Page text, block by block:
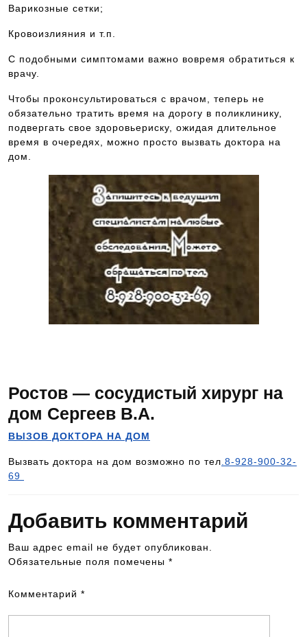
Варикозные сетки;
Кровоизлияния и т.п.
С подобными симптомами важно вовремя обратиться к
врачу.
Чтобы проконсультироваться с врачом, теперь не
обязательно тратить время на дорогу в поликлинику,
подвергать свое здоровьериску, ожидая длительное
время в очередях, можно просто вызвать доктора на
дом.
Ростов — сосудистый хирург на
дом Сергеев В.А.
ВЫЗОВ ДОКТОРА НА ДОМ
Вызвать доктора на дом возможно по тел .8-928-900-32-
69
Добавить комментарий
Ваш адрес email не будет опубликован.
Обязательные поля помечены *
Комментарий *